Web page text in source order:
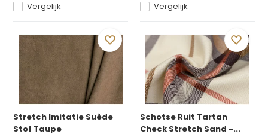
Vergelijk Vergelijk
Stretch Imitatie Suède
Stof Taupe
Schotse Ruit Tartan
Check Stretch Sand -...